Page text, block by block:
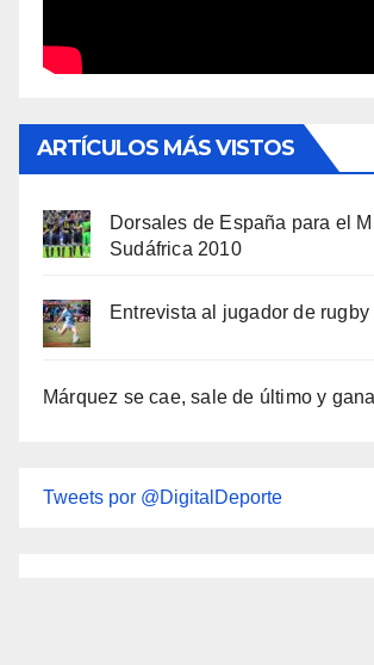
ARTÍCULOS MÁS VISTOS
Dorsales de España para el
Sudáfrica 2010
Entrevista al jugador de
Márquez se cae, sale de último y
Tweets por @DigitalDeporte